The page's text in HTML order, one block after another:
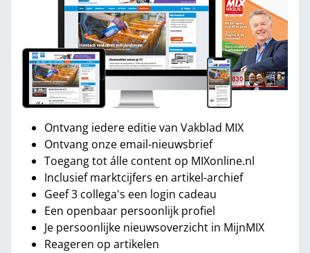
Ontvang iedere editie van Vakblad MIX
Ontvang onze email-nieuwsbrief
Toegang tot álle content op MIXonline.nl
Inclusief marktcijfers en artikel-archief
Geef 3 collega's een login cadeau
Een openbaar persoonlijk profiel
Je persoonlijke nieuwsoverzicht in MijnMIX
Reageren op artikelen